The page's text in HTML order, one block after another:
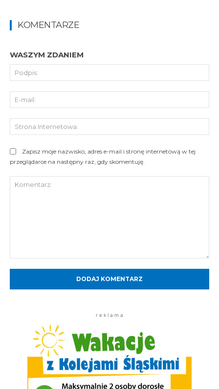
KOMENTARZE
WASZYM ZDANIEM
Zapisz moje nazwisko, adres e-mail i stronę internetową w tej
przeglądarce na następny raz, gdy skomentuję.
r e k l a m a